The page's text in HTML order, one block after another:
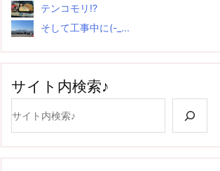
テンコモリ!?
そして工事中に(-_...
サイト内検索♪